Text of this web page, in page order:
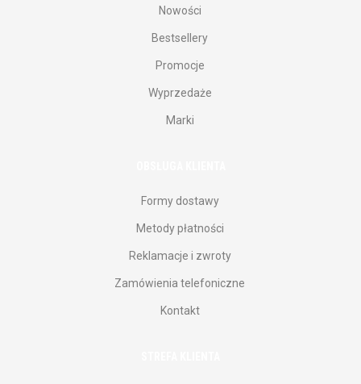
Nowości
Bestsellery
Promocje
Wyprzedaże
Marki
Formy dostawy
Metody płatności
Reklamacje i zwroty
Zamówienia telefoniczne
Kontakt